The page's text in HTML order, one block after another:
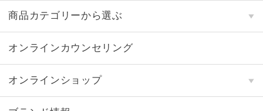
商品カテゴリーから選ぶ
オンラインカウンセリング
オンラインショップ